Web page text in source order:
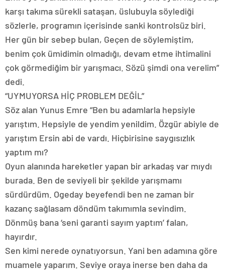
karşı takıma sürekli sataşan, üslubuyla söylediği
sözlerle, programın içerisinde sanki kontrolsüz biri.
Her gün bir sebep bulan, Geçen de söylemiştim,
benim çok ümidimin olmadığı, devam etme ihtimalini
çok görmediğim bir yarışmacı. Sözü şimdi ona verelim”
dedi.
“UYMUYORSA HİÇ PROBLEM DEĞİL”
Söz alan Yunus Emre “Ben bu adamlarla hepsiyle
yarıştım. Hepsiyle de yendim yenildim. Özgür abiyle de
yarıştım Ersin abi de vardı. Hiçbirisine saygısızlık
yaptım mı?
Oyun alanında hareketler yapan bir arkadaş var mıydı
burada. Ben de seviyeli bir şekilde yarışmamı
sürdürdüm. Ogeday beyefendi ben ne zaman bir
kazanç sağlasam döndüm takımımla sevindim.
Dönmüş bana ‘seni garanti sayım yaptım’ falan,
hayırdır.
Sen kimi nerede oynatıyorsun. Yani ben adamına göre
muamele yaparım. Seviye oraya inerse ben daha da